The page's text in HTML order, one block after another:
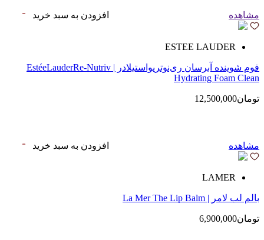
مشاهده افزودن به سبد خرید
ESTEE LAUDER
فوم شوینده آبرسان ری‌نوتریواستیلادر | EstéeLauderRe-Nutriv
Hydrating Foam Clean
تومان12,500,000
مشاهده افزودن به سبد خرید
LAMER
بالم لب لامر | La Mer The Lip Balm
تومان6,900,000